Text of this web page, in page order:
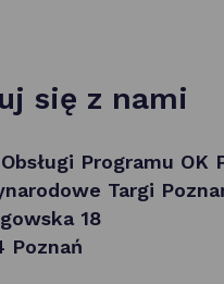
się z nami
Programu OK
Targi
18
Poznań